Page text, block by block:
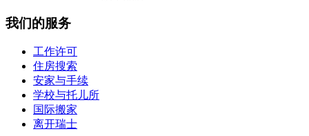
我们的服务
工作许可
住房搜索
安家与手续
学校与托儿所
国际搬家
离开瑞士